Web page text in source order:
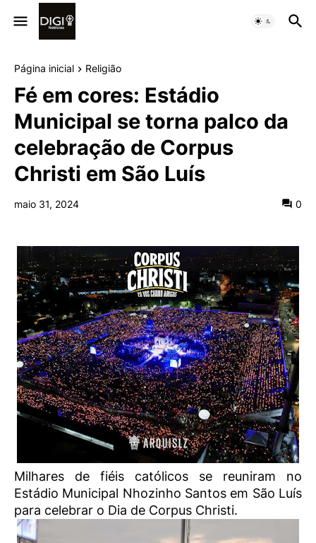
Página inicial Religião
Fé em cores: Estádio
Municipal se torna palco da
celebração de Corpus
Christi em São Luís
maio 31, 2024 0
Milhares de fiéis católicos se reuniram no
Estádio Municipal Nhozinho Santos em São Luís
para celebrar o Dia de Corpus Christi.